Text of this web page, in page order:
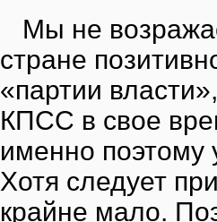
Мы не
стране
«партии
КПСС в свое
именно поэтому
Хотя следует
крайне мало.